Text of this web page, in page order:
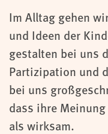
Im Alltag gehen
und Ideen der
gestalten bei uns
Partizipation und
bei uns
dass ihre
als wirksam.